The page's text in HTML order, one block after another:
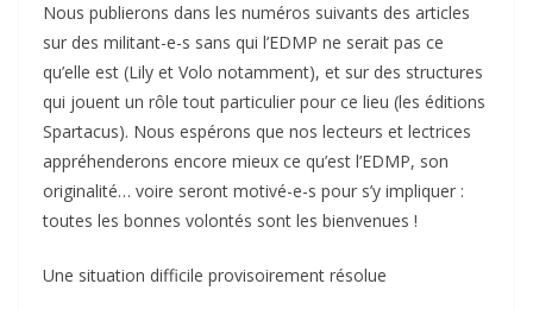
Nous publierons dans les numéros suivants des articles
sur des militant-e-s sans qui l’EDMP ne serait pas ce
qu’elle est (Lily et Volo notamment), et sur des structures
qui jouent un rôle tout particulier pour ce lieu (les éditions
Spartacus). Nous espérons que nos lecteurs et lectrices
appréhenderons encore mieux ce qu’est l’EDMP, son
originalité… voire seront motivé-e-s pour s’y impliquer :
toutes les bonnes volontés sont les bienvenues !
Une situation difficile provisoirement résolue